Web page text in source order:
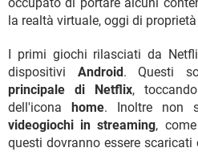
la realtà virtuale, oggi di
I primi giochi rilasciati da
dispositivi Android. Questi
principale di Netflix,
dell'icona home. Inoltre non
videogiochi in streaming,
questi dovranno essere scaricati